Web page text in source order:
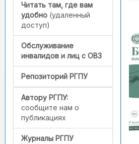
Читать там, где вам
удобно (удаленный
доступ)
Обслуживание
инвалидов и лиц с ОВЗ
Репозиторий РГПУ
Автору РГПУ:
сообщите нам о
публикациях
Журналы РГПУ